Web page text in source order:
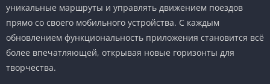
уникальные маршруты и управлять движением поездов
прямо со своего мобильного устройства. С каждым
обновлением функциональность приложения становится всё
более впечатляющей, открывая новые горизонты для
творчества.